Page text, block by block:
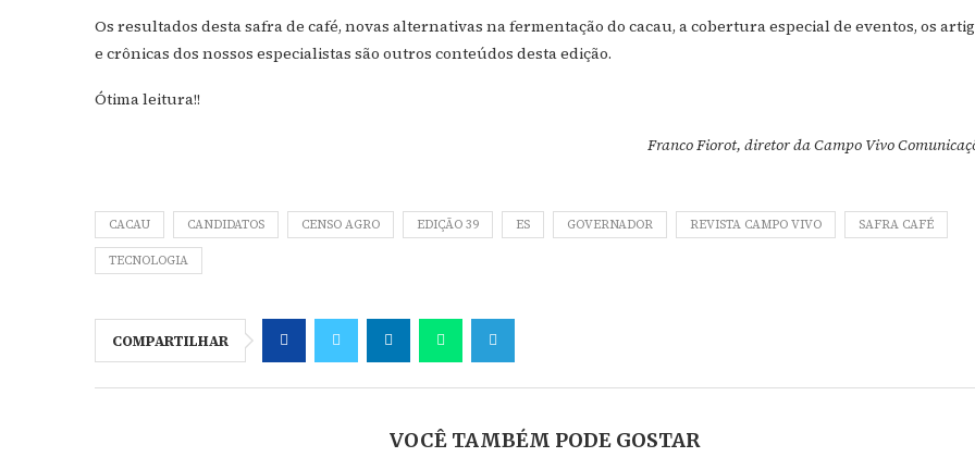
Os resultados desta safra de café, novas alternativas na fermentação do cacau, a cobertura especial de eventos, os
e crônicas dos nossos especialistas são outros conteúdos desta edição.
Ótima leitura!!
Franco Fiorot, diretor da Campo Vivo
CACAU CANDIDATOS CENSO AGRO EDIÇÃO 39 ES GOVERNADOR REVISTA CAMPO VIVO SAFRA CAFÉ
TECNOLOGIA
COMPARTILHAR
VOCÊ TAMBÉM PODE GOSTAR